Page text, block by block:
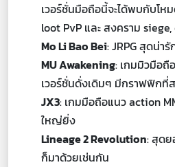
เวอร์ชั่นมือถือนี้จะได้พบกับโห
loot PvP และ สงคราม
Mo Li Bao Bei: JRPG สุดน่า
MU Awakening: เกมมิวมือถื
เวอร์ชั่นดั่งเดิมๆ มีกราฟฟิกที่
JX3: เกมมือถือแนว action
ใหญ่ยิ่ง
Lineage 2 Revolution: สุด
ก็มาด้วยเช่นกัน